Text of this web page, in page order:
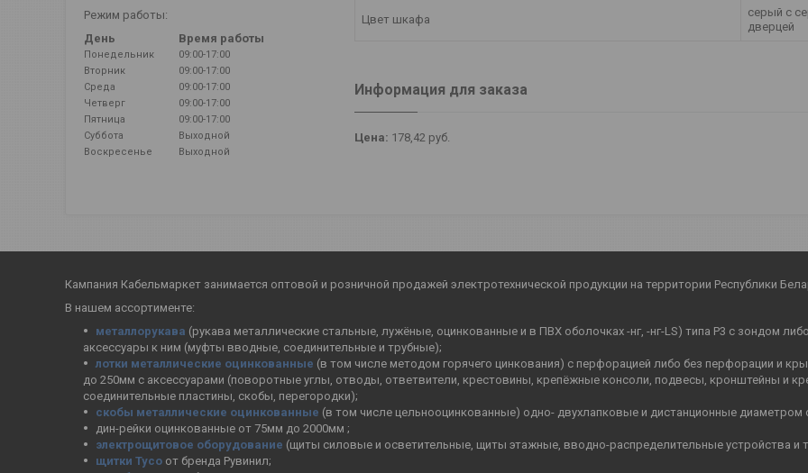
Цвет шкафа
серый с
дверцей
Информация для заказа
Цена: 178,42 руб.
Режим работы:
День
Время работы
Понедельник
09:00-17:00
Вторник
09:00-17:00
Среда
09:00-17:00
Четверг
09:00-17:00
Пятница
09:00-17:00
Суббота
Выходной
Воскресенье
Выходной
Кампания Кабельмаркет занимается оптовой и розничной продажей электротехнической продукции на территории Республики
В нашем ассортименте:
металлорукава (рукава металлические стальные, лужёные, оцинкованные и в ПВХ оболочках -нг, -нг-LS) типа Р3 с зондом
аксессуары к ним (муфты вводные, соединительные и трубные);
лотки металлические оцинкованные (в том числе методом горячего цинкования) с перфорацией либо без перфорации и
до 250мм с аксессуарами (поворотные углы, отводы, ответвители, крестовины, крепёжные консоли, подвесы, кронштейны и
соединительные пластины, скобы, перегородки);
скобы металлические оцинкованные (в том числе цельнооцинкованные) одно- двухлапковые и дистанционные диаметром
дин-рейки оцинкованные от 75мм до 2000мм ;
электрощитовое оборудование (щиты силовые и осветительные, щиты этажные, вводно-распределительные устройства и
щитки Тусо от бренда Рувинил;